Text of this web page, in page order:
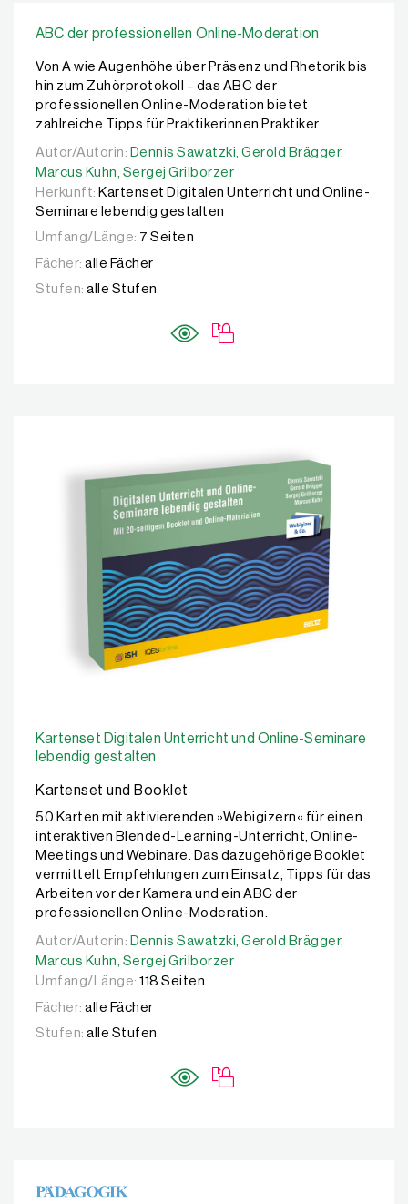
ABC der professionellen Online-Moderation
Von A wie Augenhöhe über Präsenz und Rhetorik bis
hin zum Zuhörprotokoll – das ABC der
professionellen Online-Moderation bietet
zahlreiche Tipps für Praktikerinnen Praktiker.
Autor/Autorin: Dennis Sawatzki, Gerold Brägger,
Autor/Autorin: Dennis Sawatzki, Gerold Brägger,
Marcus Kuhn, Sergej Grilborzer
Herkunft: Kartenset Digitalen Unterricht und Online-
Seminare lebendig gestalten
Umfang/Länge: 7 Seiten
Fächer: alle Fächer
Stufen: alle Stufen
Kartenset Digitalen Unterricht und Online-Seminare
lebendig gestalten
Kartenset und Booklet
50 Karten mit aktivierenden »Webigizern« für einen
interaktiven Blended-Learning-Unterricht, Online-
Meetings und Webinare. Das dazugehörige Booklet
vermittelt Empfehlungen zum Einsatz, Tipps für das
Arbeiten vor der Kamera und ein ABC der
professionellen Online-Moderation.
Autor/Autorin: Dennis Sawatzki, Gerold Brägger,
Autor/Autorin: Dennis Sawatzki, Gerold Brägger,
Marcus Kuhn, Sergej Grilborzer
Umfang/Länge: 118 Seiten
Fächer: alle Fächer
Stufen: alle Stufen